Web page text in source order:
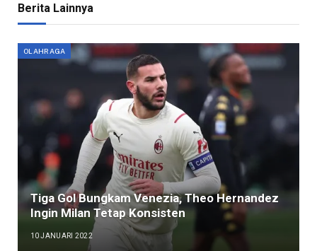
Berita Lainnya
OLAHRAGA
Tiga Gol Bungkam Venezia, Theo Hernandez
Ingin Milan Tetap Konsisten
10 JANUARI 2022